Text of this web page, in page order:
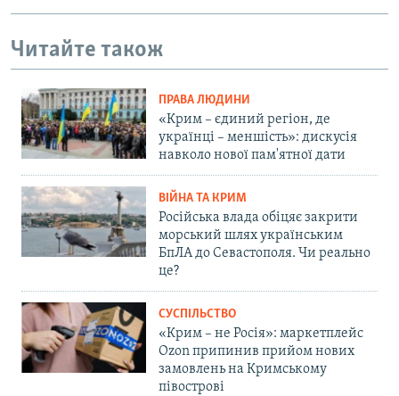
Читайте також
ПРАВА ЛЮДИНИ
«Крим – єдиний регіон, де
українці – меншість»: дискусія
навколо нової пам'ятної дати
ВІЙНА ТА КРИМ
Російська влада обіцяє закрити
морський шлях українським
БпЛА до Севастополя. Чи реально
це?
СУСПІЛЬСТВО
«Крим – не Росія»: маркетплейс
Ozon припинив прийом нових
замовлень на Кримському
півострові